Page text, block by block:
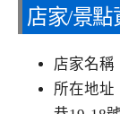
店家/景點
店家名稱
所在地址